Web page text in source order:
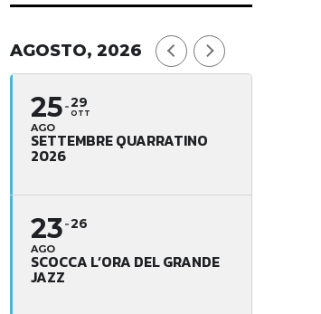
AGOSTO, 2026
25
AGO
29
OTT
SETTEMBRE QUARRATINO
2026
23
AGO
26
SCOCCA L’ORA DEL GRANDE
JAZZ